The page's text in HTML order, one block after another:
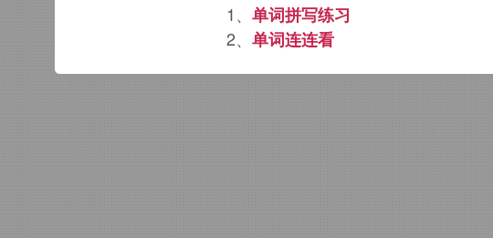
1、 单词拼写练习
2、 单词连连看